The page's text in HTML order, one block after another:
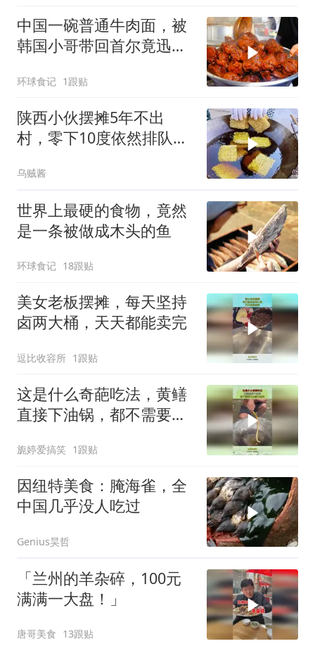
中国一碗普通牛肉面，被
韩国小哥带回首尔竟迅速
环球食记 1跟贴
陕西小伙摆摊5年不出
村，零下10度依然排队，
乌贼酱
世界上最硬的食物，竟然
是一条被做成木头的鱼
环球食记 18跟贴
美女老板摆摊，每天坚持
卤两大桶，天天都能卖完
逗比收容所 1跟贴
这是什么奇葩吃法，黄鳝
直接下油锅，都不需要先
旎婷爱搞笑 1跟贴
因纽特美食：腌海雀，全
中国几乎没人吃过
Genius昊哲
「兰州的羊杂碎，100元
满满一大盘！」
唐哥美食 13跟贴